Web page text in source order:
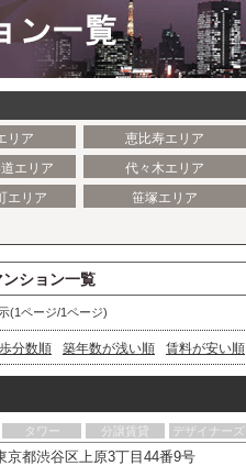
リア 恵比寿エリア
エリア 代々木エリア
エリア 笹塚エリア
ション一覧
(1ページ/1ページ)
分数順 築年数が浅い順 賃料が安い順
タワー 分譲賃貸 デザイナーズ
京都渋谷区上原3丁目44番9号